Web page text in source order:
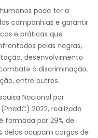
pode ter a
companhias e garantir
e práticas que
pelas negras,
desenvolvimento
à discriminação,
entre outros.
Nacional por
2022, realizada
formada por 29% de
delas ocupam cargos de